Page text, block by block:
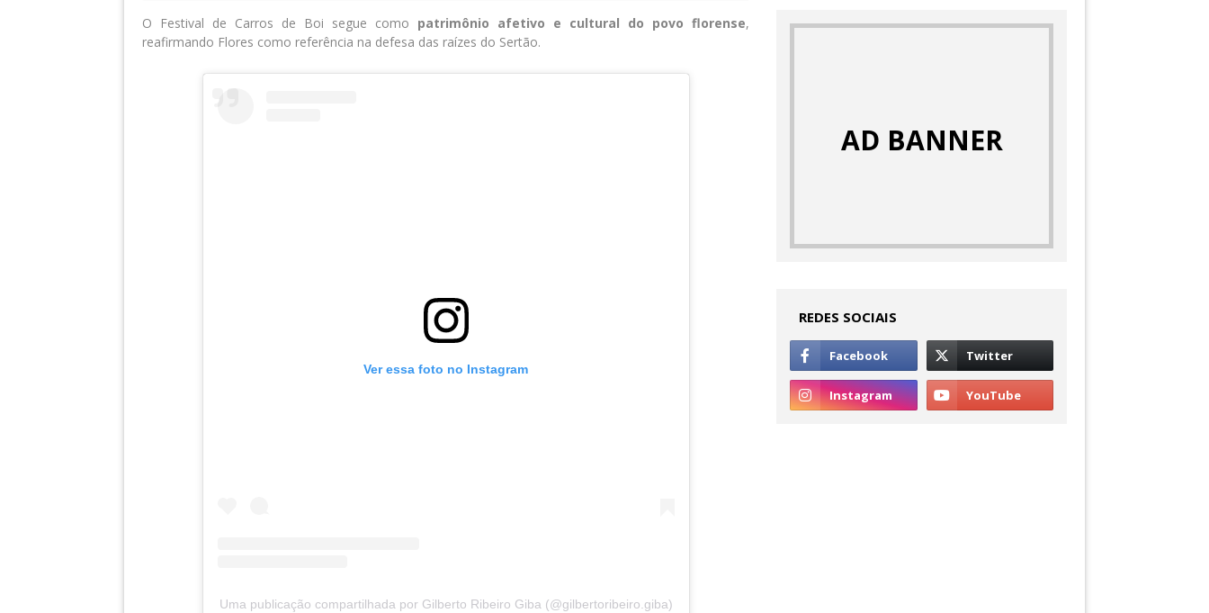
O Festival de Carros de Boi segue como patrimônio afetivo e cultural do povo florense,
reafirmando Flores como referência na defesa das raízes do Sertão.
Ver essa foto no Instagram
Uma publicação compartilhada por Gilberto Ribeiro Giba (@gilbertoribeiro.giba)
AD BANNER
REDES SOCIAIS